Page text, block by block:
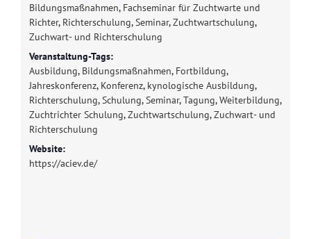
Bildungsmaßnahmen, Fachseminar für Zuchtwarte und
Richter, Richterschulung, Seminar,Zuchtwartschulung,
Zuchwart- und Richterschulung
Veranstaltung-Tags:
Ausbildung, Bildungsmaßnahmen, Fortbildung,
Jahreskonferenz, Konferenz, kynologische Ausbildung,
Richterschulung, Schulung, Seminar,Tagung,Weiterbildung,
Zuchtrichter Schulung,Zuchtwartschulung,Zuchwart- und
Richterschulung
Website:
https://aciev.de/